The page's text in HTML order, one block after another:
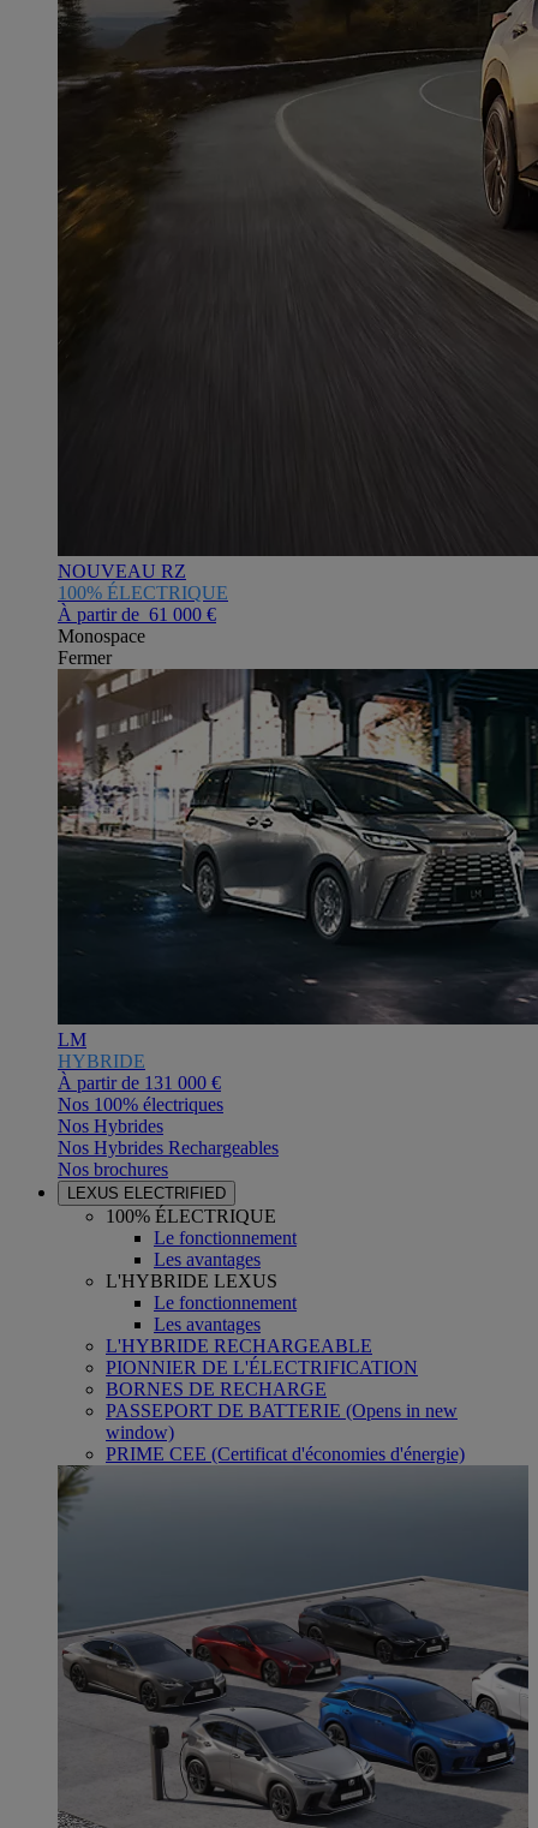
NOUVEAU RZ
100% ÉLECTRIQUE
À partir de 61 000 €
Monospace
Fermer
LM
HYBRIDE
À partir de 131 000 €
Nos 100% électriques
Nos Hybrides
Nos Hybrides Rechargeables
Nos brochures
LEXUS ELECTRIFIED
100% ÉLECTRIQUE
Le fonctionnement
Les avantages
L'HYBRIDE LEXUS
Le fonctionnement
Les avantages
L'HYBRIDE RECHARGEABLE
PIONNIER DE L'ÉLECTRIFICATION
BORNES DE RECHARGE
PASSEPORT DE BATTERIE (Opens in new
window)
PRIME CEE (Certificat d'économies d'énergie)